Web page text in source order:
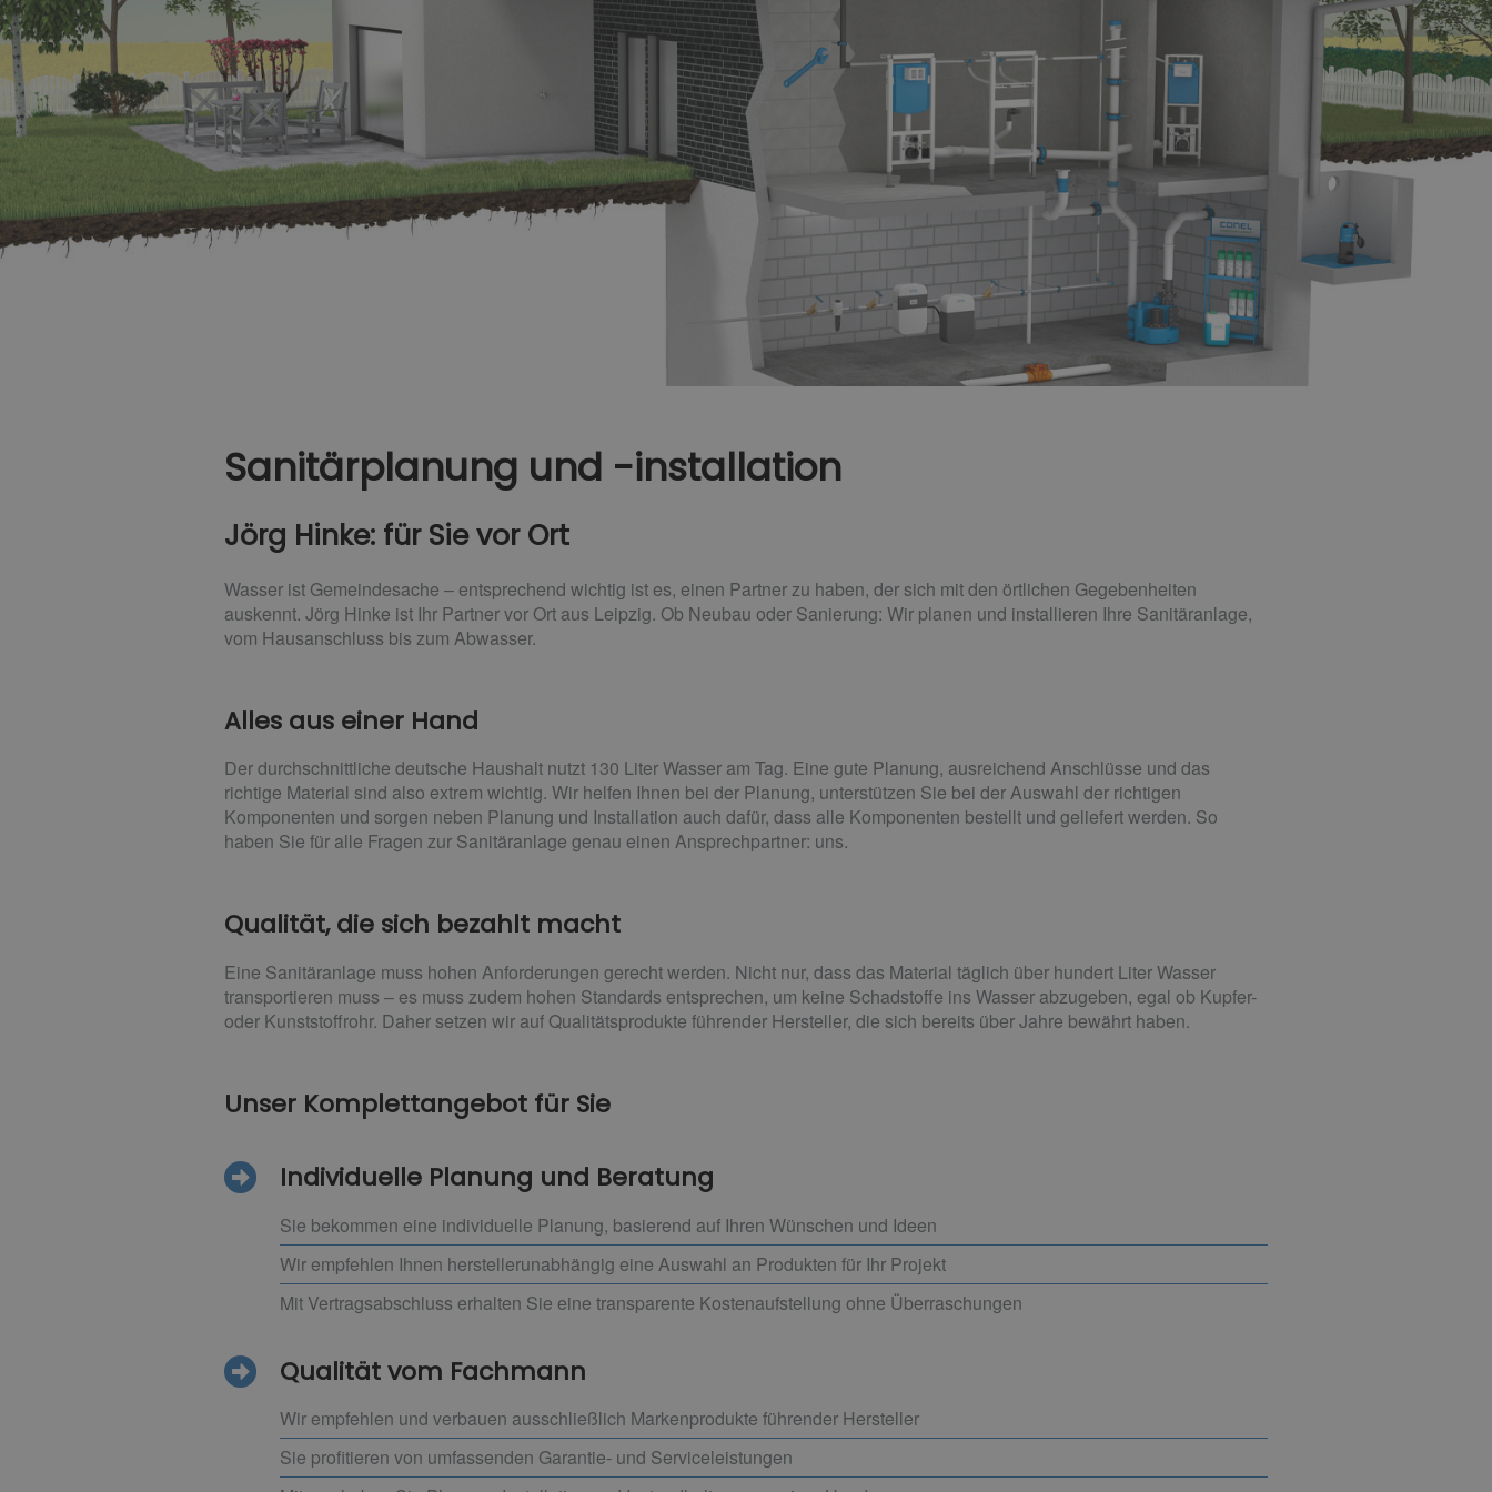
Sanitärplanung und -installation
Jörg Hinke: für Sie vor Ort
Wasser ist Gemeindesache – entsprechend wichtig ist es, einen Partner zu haben, der sich mit den örtlichen Gegebenheiten
auskennt. Jörg Hinke ist Ihr Partner vor Ort aus Leipzig. Ob Neubau oder Sanierung: Wir planen und installieren Ihre Sanitäranlage,
vom Hausanschluss bis zum Abwasser.
Alles aus einer Hand
Der durchschnittliche deutsche Haushalt nutzt 130 Liter Wasser am Tag. Eine gute Planung, ausreichend Anschlüsse und das
richtige Material sind also extrem wichtig. Wir helfen Ihnen bei der Planung, unterstützen Sie bei der Auswahl der richtigen
Komponenten und sorgen neben Planung und Installation auch dafür, dass alle Komponenten bestellt und geliefert werden. So
haben Sie für alle Fragen zur Sanitäranlage genau einen Ansprechpartner: uns.
Qualität, die sich bezahlt macht
Eine Sanitäranlage muss hohen Anforderungen gerecht werden. Nicht nur, dass das Material täglich über hundert Liter Wasser
transportieren muss – es muss zudem hohen Standards entsprechen, um keine Schadstoffe ins Wasser abzugeben, egal ob Kupfer-
oder Kunststoffrohr. Daher setzen wir auf Qualitätsprodukte führender Hersteller, die sich bereits über Jahre bewährt haben.
Unser Komplettangebot für Sie
Individuelle Planung und Beratung
Sie bekommen eine individuelle Planung, basierend auf Ihren Wünschen und Ideen
Wir empfehlen Ihnen herstellerunabhängig eine Auswahl an Produkten für Ihr Projekt
Mit Vertragsabschluss erhalten Sie eine transparente Kostenaufstellung ohne Überraschungen
Qualität vom Fachmann
Wir empfehlen und verbauen ausschließlich Markenprodukte führender Hersteller
Sie profitieren von umfassenden Garantie- und Serviceleistungen